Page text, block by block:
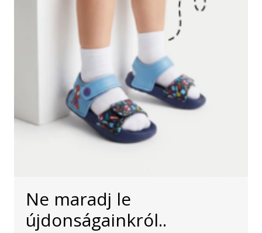
Ne maradj le
újdonságainkról..